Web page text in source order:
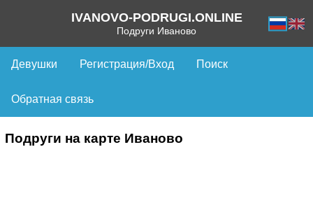
IVANOVO-PODRUGI.ONLINE
Подруги Иваново
Девушки Регистрация/Вход Поиск
Обратная связь
Подруги на карте Иваново